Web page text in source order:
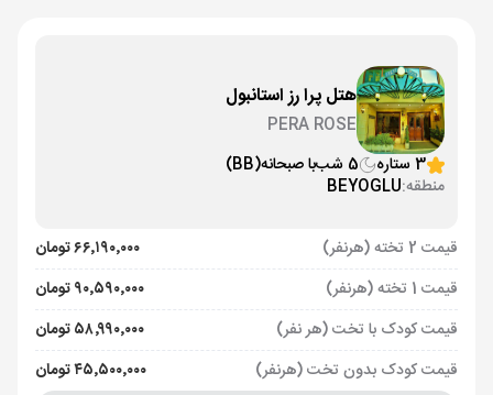
هتل پرا رز استانبول
PERA ROSE
3 ستاره
5 شب با صبحانه(BB)
منطقه:BEYOGLU
قیمت 2 تخته (هرنفر)
۶۶٬۱۹۰٬۰۰۰ تومان
قیمت 1 تخته (هرنفر)
۹۰٬۵۹۰٬۰۰۰ تومان
قیمت کودک با تخت (هر نفر)
۵۸٬۹۹۰٬۰۰۰ تومان
قیمت کودک بدون تخت (هرنفر)
۴۵٬۵۰۰٬۰۰۰ تومان